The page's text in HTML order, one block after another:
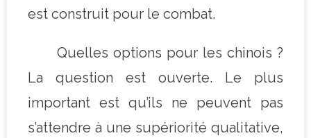
est construit pour le combat.
Quelles options pour les chinois ?
La question est ouverte. Le plus
important est qu’ils ne peuvent pas
s’attendre à une supériorité qualitative,